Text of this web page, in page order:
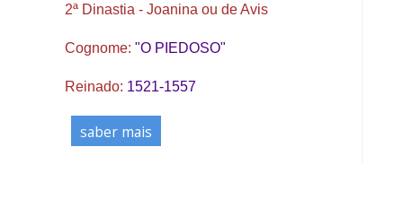
2ª Dinastia - Joanina ou de Avis
Cognome: "O PIEDOSO"
Reinado: 1521-1557
saber mais